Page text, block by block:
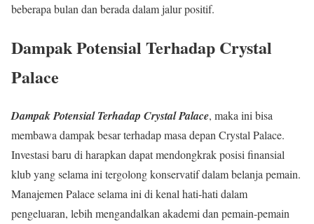
beberapa bulan dan berada dalam jalur positif.
Dampak Potensial Terhadap Crystal
Palace
Dampak Potensial Terhadap Crystal Palace, maka ini bisa
membawa dampak besar terhadap masa depan Crystal Palace.
Investasi baru di harapkan dapat mendongkrak posisi finansial
klub yang selama ini tergolong konservatif dalam belanja pemain.
Manajemen Palace selama ini di kenal hati-hati dalam
pengeluaran, lebih mengandalkan akademi dan pemain-pemain